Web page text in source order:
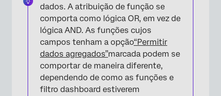
dados. A atribuição de função se
comporta como lógica OR, em vez de
lógica AND. As funções cujos
campos tenham a opção“Permitir
dados agregados”marcada podem se
comportar de maneira diferente,
dependendo de como as funções e
filtro dashboard estiverem